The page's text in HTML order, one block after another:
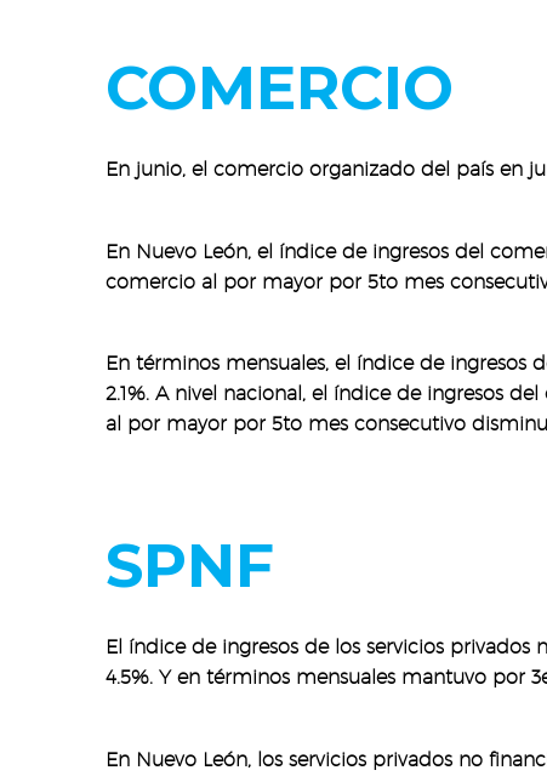
COMERCIO
En junio, el comercio organizado del país en
En Nuevo León, el índice de ingresos del
comercio al por mayor por 5to mes
En términos mensuales, el índice de
2.1%. A nivel nacional, el índice de ingresos
al por mayor por 5to mes consecutivo
SPNF
El índice de ingresos de los servicios
4.5%. Y en términos mensuales mantuvo por
En Nuevo León, los servicios privados no